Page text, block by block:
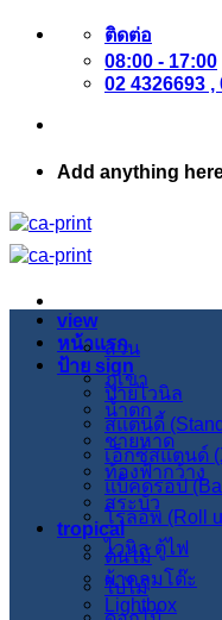
ข้าม
เนื้อหา
ติดต่อ
08:00 - 17:00
02 4326693 ,
Add anything
หน้าแรก
ป้าย sign
ป้ายไวนิล
สแตนดี้
เอ็กซ์สแตนด์
แบ็คดรอป
โรลอัพ (Roll
ไวนิล ตู้ไฟ
ผ้าคลุมโต๊ะ
Lightbox
view
สวน
ภูเขา
น้ำตก
ชายหาด
ท้องฟ้ากว้าง
สระบัว
tropical
ต้นไม้
ใบไม้